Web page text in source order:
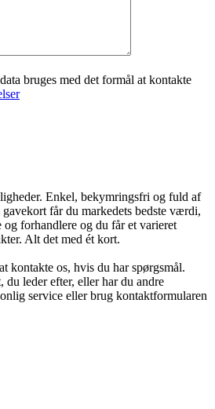
bruges med det formål at kontakte
Enkel, bekymringsfri og fuld af
får du markedets bedste værdi,
forhandlere og du får et varieret
Alt det med ét kort.
kontakte os, hvis du har spørgsmål.
leder efter, eller har du andre
service eller brug kontaktformularen